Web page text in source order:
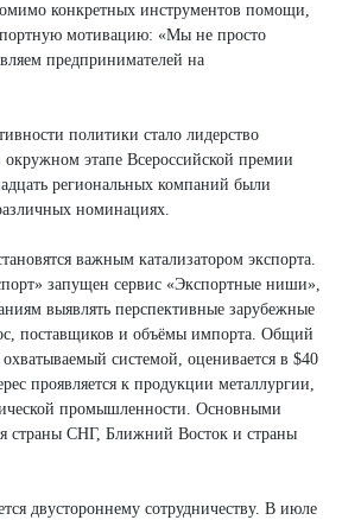
конкретных инструментов помощи,
мотивацию: «Мы не просто
предпринимателей на
политики стало лидерство
окружном этапе Всероссийской премии
региональных компаний были
номинациях.
важным катализатором экспорта.
запущен сервис «Экспортные ниши»,
выявлять перспективные зарубежные
поставщиков и объёмы импорта. Общий
системой, оценивается в $40
проявляется к продукции металлургии,
промышленности. Основными
страны СНГ, Ближний Восток и страны
двустороннему сотрудничеству. В июле